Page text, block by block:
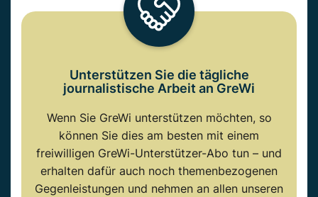
Unterstützen Sie die tägliche
journalistische Arbeit an GreWi
Wenn Sie GreWi unterstützen möchten, so
können Sie dies am besten mit einem
freiwilligen GreWi-Unterstützer-Abo tun – und
erhalten dafür auch noch themenbezogenen
Gegenleistungen und nehmen an allen unseren